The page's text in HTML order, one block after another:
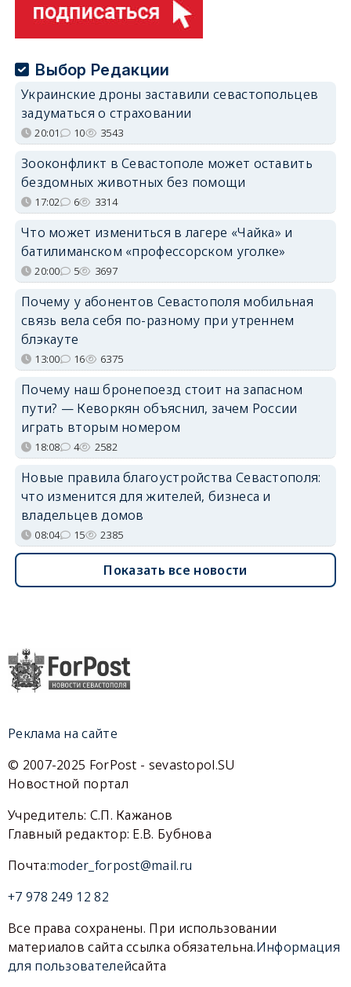
Выбор Редакции
Украинские дроны заставили севастопольцев
задуматься о страховании
20:01 10 3543
Зооконфликт в Севастополе может оставить
бездомных животных без помощи
17:02 6 3314
Что может измениться в лагере «Чайка» и
батилиманском «профессорском уголке»
20:00 5 3697
Почему у абонентов Севастополя мобильная
связь вела себя по-разному при утреннем
блэкауте
13:00 16 6375
Почему наш бронепоезд стоит на запасном
пути? — Кеворкян объяснил, зачем России
играть вторым номером
18:08 4 2582
Новые правила благоустройства Севастополя:
что изменится для жителей, бизнеса и
владельцев домов
08:04 15 2385
Показать все новости
Реклама на сайте
© 2007-2025 ForPost - sevastopol.SU
Новостной портал
Учредитель: С.П. Кажанов
Главный редактор: Е.В. Бубнова
Почта:moder_forpost@mail.ru
+7 978 249 12 82
Все права сохранены. При использовании
материалов сайта ссылка обязательна.Информация
для пользователейсайта